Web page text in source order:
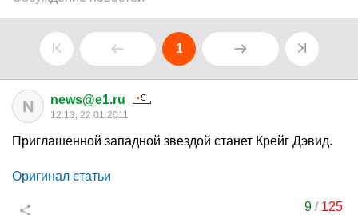
1
N news@e1.ru
12:13, 22.01.2011
Приглашенной западной звездой станет Крейг Дэвид.
Оригинал статьи
9/ 125